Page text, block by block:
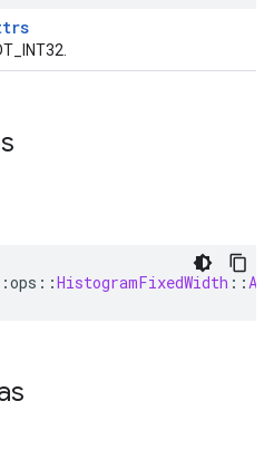
ops ::HistogramFixedWidth ::